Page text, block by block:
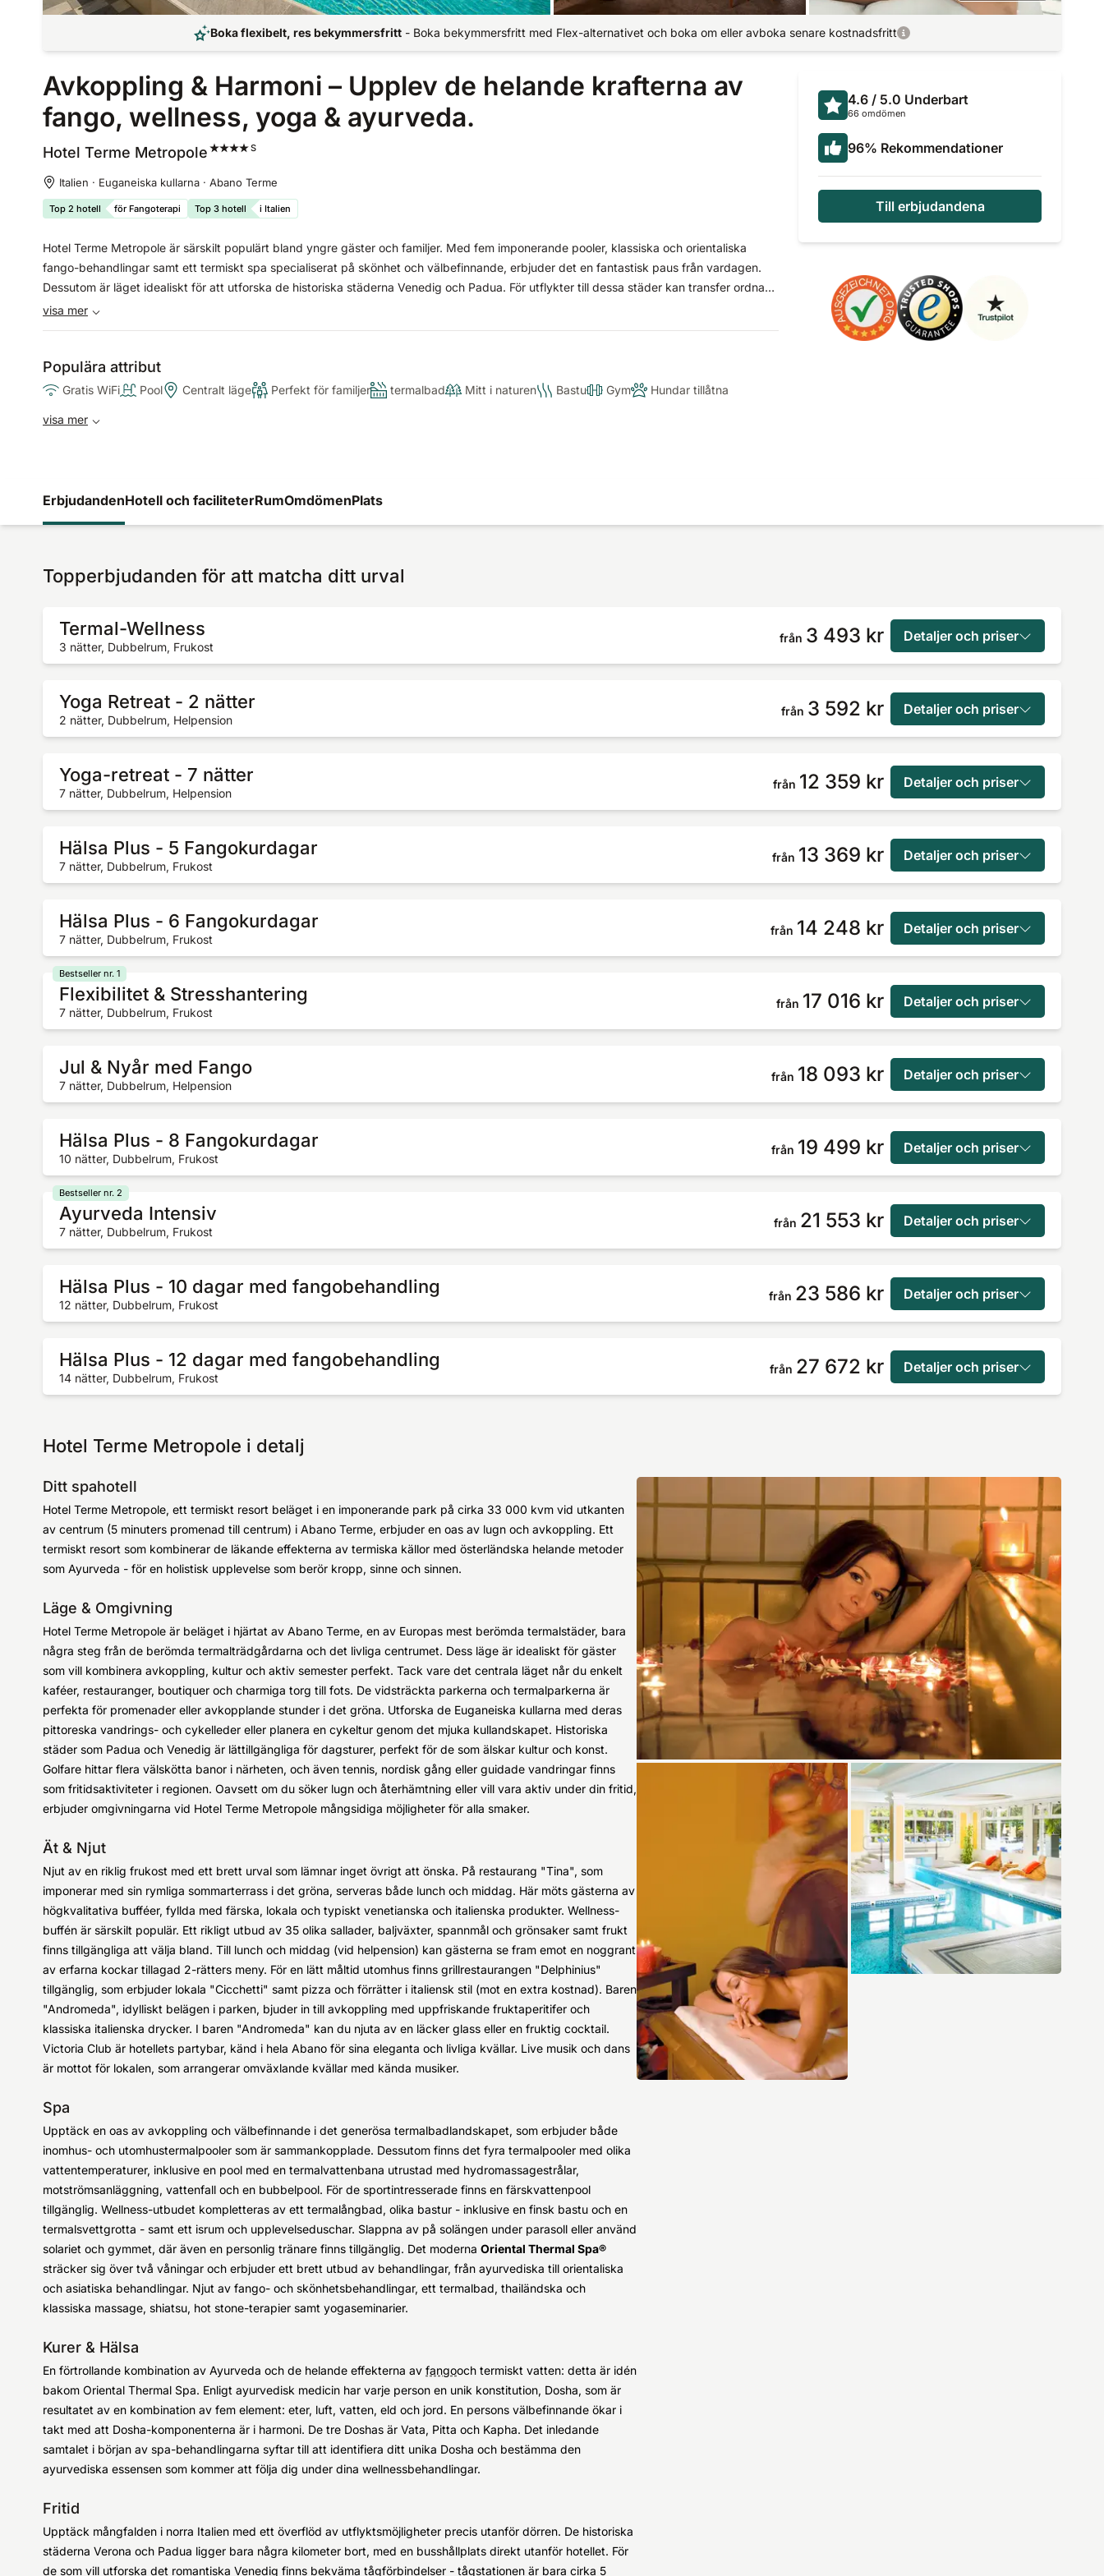
Boka flexibelt, res bekymmersfritt - Boka bekymmersfritt med Flex-alternativet och boka om eller avboka senare kostnadsfritt
Avkoppling & Harmoni – Upplev de helande krafterna av
fango, wellness, yoga & ayurveda.
Hotel Terme Metropole S
Italien · Euganeiska kullarna · Abano Terme
Top 2 hotell för Fangoterapi Top 3 hotell i Italien
4.6 / 5.0 Underbart
66 omdömen
96% Rekommendationer
Till erbjudandena
Hotel Terme Metropole är särskilt populärt bland yngre gäster och familjer. Med fem imponerande pooler, klassiska och orientaliska
fango-behandlingar samt ett termiskt spa specialiserat på skönhet och välbefinnande, erbjuder det en fantastisk paus från vardagen.
Dessutom är läget idealiskt för att utforska de historiska städerna Venedig och Padua. För utflykter till dessa städer kan transfer ordnas
på hotellet.
visa mer
Populära attribut
Gratis WiFi Pool Centralt läge Perfekt för familjer termalbad Mitt i naturen Bastu Gym Hundar tillåtna
visa mer
ErbjudandenHotell och faciliteterRumOmdömenPlats
Topperbjudanden för att matcha ditt urval
Termal-Wellness
3 nätter, Dubbelrum, Frukost
från 3 493 kr Detaljer och priser
Yoga Retreat - 2 nätter
2 nätter, Dubbelrum, Helpension
från 3 592 kr Detaljer och priser
Yoga-retreat - 7 nätter
7 nätter, Dubbelrum, Helpension
från 12 359 kr Detaljer och priser
Hälsa Plus - 5 Fangokurdagar
7 nätter, Dubbelrum, Frukost
från 13 369 kr Detaljer och priser
Hälsa Plus - 6 Fangokurdagar
7 nätter, Dubbelrum, Frukost
från 14 248 kr Detaljer och priser
Flexibilitet & Stresshantering
7 nätter, Dubbelrum, Frukost
från 17 016 kr Detaljer och priser
Bestseller nr. 1
Jul & Nyår med Fango
7 nätter, Dubbelrum, Helpension
från 18 093 kr Detaljer och priser
Hälsa Plus - 8 Fangokurdagar
10 nätter, Dubbelrum, Frukost
från 19 499 kr Detaljer och priser
Ayurveda Intensiv
7 nätter, Dubbelrum, Frukost
från 21 553 kr Detaljer och priser
Bestseller nr. 2
Hälsa Plus - 10 dagar med fangobehandling
12 nätter, Dubbelrum, Frukost
från 23 586 kr Detaljer och priser
Hälsa Plus - 12 dagar med fangobehandling
14 nätter, Dubbelrum, Frukost
från 27 672 kr Detaljer och priser
Hotel Terme Metropole i detalj
Ditt spahotell
Hotel Terme Metropole, ett termiskt resort beläget i en imponerande park på cirka 33 000 kvm vid utkanten
av centrum (5 minuters promenad till centrum) i Abano Terme, erbjuder en oas av lugn och avkoppling. Ett
termiskt resort som kombinerar de läkande effekterna av termiska källor med österländska helande metoder
som Ayurveda - för en holistisk upplevelse som berör kropp, sinne och sinnen.
Läge & Omgivning
Hotel Terme Metropole är beläget i hjärtat av Abano Terme, en av Europas mest berömda termalstäder, bara
några steg från de berömda termalträdgårdarna och det livliga centrumet. Dess läge är idealiskt för gäster
som vill kombinera avkoppling, kultur och aktiv semester perfekt. Tack vare det centrala läget når du enkelt
kaféer, restauranger, boutiquer och charmiga torg till fots. De vidsträckta parkerna och termalparkerna är
perfekta för promenader eller avkopplande stunder i det gröna. Utforska de Euganeiska kullarna med deras
pittoreska vandrings- och cykelleder eller planera en cykeltur genom det mjuka kullandskapet. Historiska
städer som Padua och Venedig är lättillgängliga för dagsturer, perfekt för de som älskar kultur och konst.
Golfare hittar flera välskötta banor i närheten, och även tennis, nordisk gång eller guidade vandringar finns
som fritidsaktiviteter i regionen. Oavsett om du söker lugn och återhämtning eller vill vara aktiv under din fritid,
erbjuder omgivningarna vid Hotel Terme Metropole mångsidiga möjligheter för alla smaker.
Ät & Njut
Njut av en riklig frukost med ett brett urval som lämnar inget övrigt att önska. På restaurang "Tina", som
imponerar med sin rymliga sommarterrass i det gröna, serveras både lunch och middag. Här möts gästerna av
högkvalitativa bufféer, fyllda med färska, lokala och typiskt venetianska och italienska produkter. Wellness-
buffén är särskilt populär. Ett rikligt utbud av 35 olika sallader, baljväxter, spannmål och grönsaker samt frukt
finns tillgängliga att välja bland. Till lunch och middag (vid helpension) kan gästerna se fram emot en noggrant
av erfarna kockar tillagad 2-rätters meny. För en lätt måltid utomhus finns grillrestaurangen "Delphinius"
tillgänglig, som erbjuder lokala "Cicchetti" samt pizza och förrätter i italiensk stil (mot en extra kostnad). Baren
"Andromeda", idylliskt belägen i parken, bjuder in till avkoppling med uppfriskande fruktaperitifer och
klassiska italienska drycker. I baren "Andromeda" kan du njuta av en läcker glass eller en fruktig cocktail.
Victoria Club är hotellets partybar, känd i hela Abano för sina eleganta och livliga kvällar. Live musik och dans
är mottot för lokalen, som arrangerar omväxlande kvällar med kända musiker.
Spa
Upptäck en oas av avkoppling och välbefinnande i det generösa termalbadlandskapet, som erbjuder både
inomhus- och utomhustermalpooler som är sammankopplade. Dessutom finns det fyra termalpooler med olika
vattentemperaturer, inklusive en pool med en termalvattenbana utrustad med hydromassagestrålar,
motströmsanläggning, vattenfall och en bubbelpool. För de sportintresserade finns en färskvattenpool
tillgänglig. Wellness-utbudet kompletteras av ett termalångbad, olika bastur - inklusive en finsk bastu och en
termalsvettgrotta - samt ett isrum och upplevelseduschar. Slappna av på solängen under parasoll eller använd
solariet och gymmet, där även en personlig tränare finns tillgänglig. Det moderna Oriental Thermal Spa®
sträcker sig över två våningar och erbjuder ett brett utbud av behandlingar, från ayurvediska till orientaliska
och asiatiska behandlingar. Njut av fango- och skönhetsbehandlingar, ett termalbad, thailändska och
klassiska massage, shiatsu, hot stone-terapier samt yogaseminarier.
Kurer & Hälsa
En förtrollande kombination av Ayurveda och de helande effekterna av fangooch termiskt vatten: detta är idén
bakom Oriental Thermal Spa. Enligt ayurvedisk medicin har varje person en unik konstitution, Dosha, som är
resultatet av en kombination av fem element: eter, luft, vatten, eld och jord. En persons välbefinnande ökar i
takt med att Dosha-komponenterna är i harmoni. De tre Doshas är Vata, Pitta och Kapha. Det inledande
samtalet i början av spa-behandlingarna syftar till att identifiera ditt unika Dosha och bestämma den
ayurvediska essensen som kommer att följa dig under dina wellnessbehandlingar.
Fritid
Upptäck mångfalden i norra Italien med ett överflöd av utflyktsmöjligheter precis utanför dörren. De historiska
städerna Verona och Padua ligger bara några kilometer bort, med en busshållplats direkt utanför hotellet. För
de som vill utforska det romantiska Venedig finns bekväma tågförbindelser - tågstationen är bara cirka 5